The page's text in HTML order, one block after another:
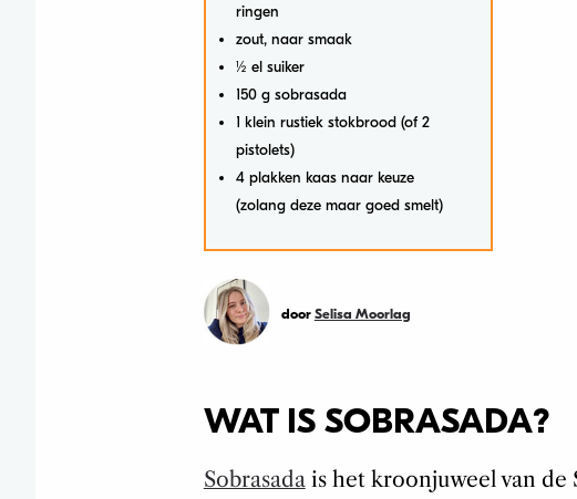
ringen
zout, naar smaak
½ el suiker
150 g sobrasada
1 klein rustiek stokbrood (of 2
pistolets)
4 plakken kaas naar keuze
(zolang deze maar goed smelt)
door Selisa Moorlag
WAT IS SOBRASADA?
Sobrasadais het kroonjuweel van de